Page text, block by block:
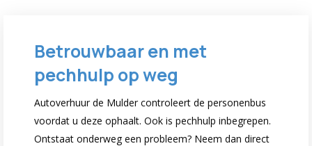
Betrouwbaar en met
pechhulp op weg
Autoverhuur de Mulder controleert de personenbus
voordat u deze ophaalt. Ook is pechhulp inbegrepen.
Ontstaat onderweg een probleem? Neem dan direct